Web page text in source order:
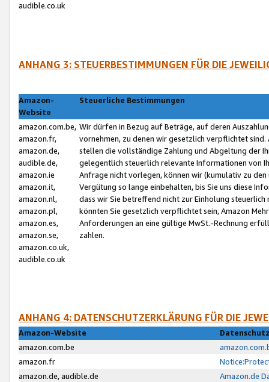
audible.co.uk
ANHANG 3: STEUERBESTIMMUNGEN FÜR DIE
Amazon-
Website
Steuerliche Bestimmungen
amazon.com.be,
amazon.fr,
amazon.de,
audible.de,
amazon.ie
amazon.it,
amazon.nl,
amazon.pl,
amazon.es,
amazon.se,
amazon.co.uk,
audible.co.uk
Wir dürfen in Bezug auf Beträge, auf deren
vornehmen, zu denen wir gesetzlich verpflichtet
stellen die vollständige Zahlung und Abgeltung der
gelegentlich steuerlich relevante Informationen von
Anfrage nicht vorlegen, können wir (kumulativ zu
Vergütung so lange einbehalten, bis Sie uns diese
dass wir Sie betreffend nicht zur Einholung
könnten Sie gesetzlich verpflichtet sein, Amazon
Anforderungen an eine gültige MwSt.-Rechnung
zahlen.
ANHANG 4: DATENSCHUTZERKLÄRUNG FÜR DIE
Amazon-Website
amazon.com.be
amazon.fr
amazon.de, audible.de
Amazon.de